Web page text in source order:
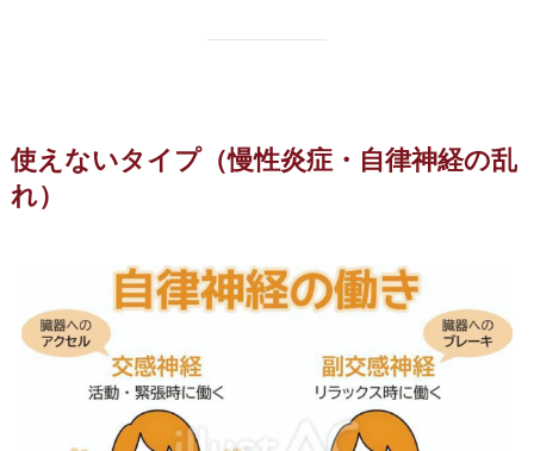
使えないタイプ（慢性炎症・自律神経の乱
れ）